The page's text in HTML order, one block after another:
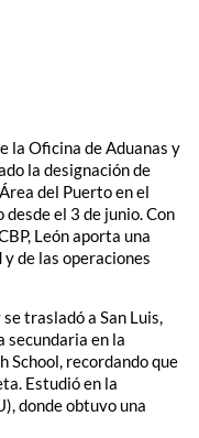
la Oficina de Aduanas y
la designación de
del Puerto en el
el 3 de junio. Con
León aporta una
de las operaciones
trasladó a San Luis,
secundaria en la
School, recordando que
Estudió en la
donde obtuvo una